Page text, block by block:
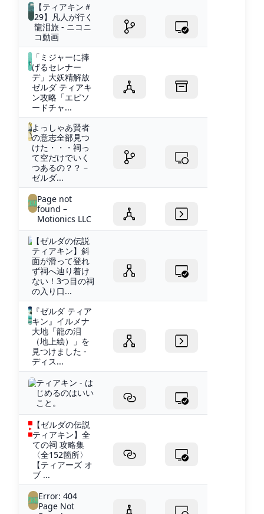
【ティアキン＃
29】凡人が行く
龍泪旅 - ニコニ
コ動画
「ミジャーに捧
げるセレナー
デ」大妖精解放
ゼルダ ティアキ
ン攻略「エピソ
ードチャ...
よっしゃあ賢者
の意志全部見つ
けた・・・祠っ
て空だけでいく
つあるの？？ –
ゼルダ...
Page not
found –
Motionics LLC
【ゼルダの伝説
ティアキン】斜
面が滑って登れ
ず祠へ辿り着け
ない！3つ目の祠
の入り口...
『ゼルダ ティア
キン』イルメナ
大地「龍の泪
（地上絵）」を
見つけました -
ディス...
ティアキン - は
じめるのはいい
こと。
【ゼルダの伝説
ティアキン】全
ての祠 攻略集
〈全152箇所〉
【ティアーズ オ
ブ ...
Error: 404
Page Not